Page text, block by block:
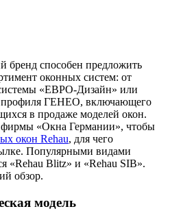
бренд способен предложить
оконных систем: от
«ЕВРО-Дизайн» или
ГЕНЕО, включающего
в продаже моделей окон.
фирмы «Окна Германии», чтобы
окон Rehau, для чего
Популярными видами
«Rehau Blitz» и «Rehau SIB».
обзор.
модель